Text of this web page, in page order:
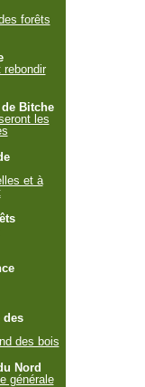
forêts
rebondir
Bitche
les
et à
des
des bois
Nord
générale